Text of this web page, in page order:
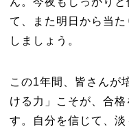
て、また明日から当
しましょう。
この1年間、皆さんが
ける力」こそが、合
す。自分を信じて、